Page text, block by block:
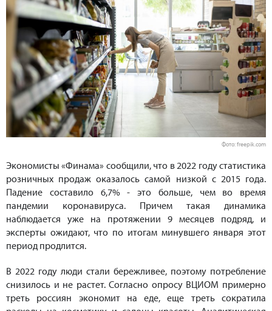
Фото: freepik.com
Экономисты «Финама» сообщили, что в 2022 году статистика
розничных продаж оказалось самой низкой с 2015 года.
Падение составило 6,7% - это больше, чем во время
пандемии коронавируса. Причем такая динамика
наблюдается уже на протяжении 9 месяцев подряд, и
эксперты ожидают, что по итогам минувшего января этот
период продлится.
В 2022 году люди стали бережливее, поэтому потребление
снизилось и не растет. Согласно опросу ВЦИОМ примерно
треть россиян экономит на еде, еще треть сократила